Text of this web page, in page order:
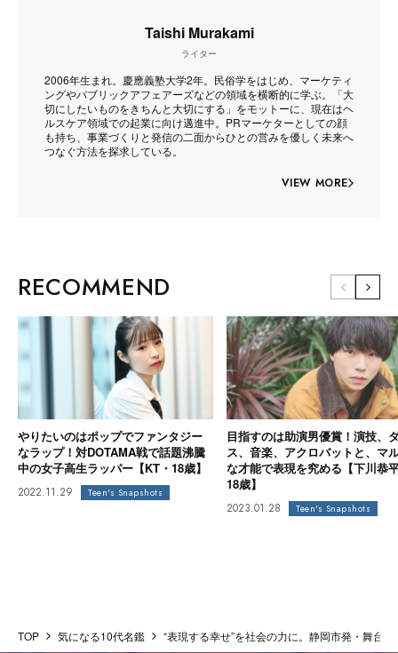
Taishi Murakami
ライター
2006年生まれ。慶應義塾大学2年。民俗学をはじめ、マーケティ
ングやパブリックアフェアーズなどの領域を横断的に学ぶ。「大
切にしたいものをきちんと大切にする」をモットーに、現在はヘ
ルスケア領域での起業に向け邁進中。PRマーケターとしての顔
も持ち、事業づくりと発信の二面からひとの営みを優しく未来へ
つなぐ方法を探求している。
VIEW MORE
RECOMMEND
やりたいのはポップでファンタジー
なラップ！対DOTAMA戦で話題沸騰
中の女子高生ラッパー【KT・18歳】
2022.11.29 Teen's Snapshots
目指すのは助演男優賞！演技、
ス、音楽、アクロバットと、マ
な才能で表現を究める【下川恭
18歳】
2023.01.28 Teen's Snapshots
TOP 気になる10代名鑑 “表現する幸せ”を社会の力に。静岡市発・舞台